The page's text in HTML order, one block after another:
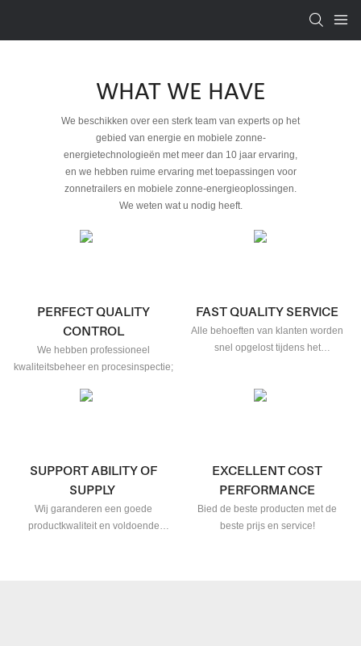
WHAT WE HAVE
We beschikken over een sterk team van experts op het
gebied van energie en mobiele zonne-
energietechnologieën met meer dan 10 jaar ervaring,
en we hebben ruime ervaring met toepassingen voor
zonnetrailers en mobiele zonne-energieoplossingen.
We weten wat u nodig heeft.
PERFECT QUALITY
CONTROL
We hebben professioneel
kwaliteitsbeheer en procesinspectie;
FAST QUALITY SERVICE
Alle behoeften van klanten worden
snel opgelost tijdens het
SUPPORT ABILITY OF
SUPPLY
Wij garanderen een goede
productkwaliteit en voldoende
EXCELLENT COST
PERFORMANCE
Bied de beste producten met de
beste prijs en service!